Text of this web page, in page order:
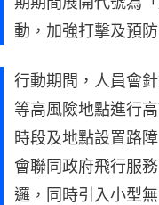
動，加強打擊及預
行動期間，人員會
等高風險地點進行
時段及地點設置路
會聯同政府飛行服
邏，同時引入小型